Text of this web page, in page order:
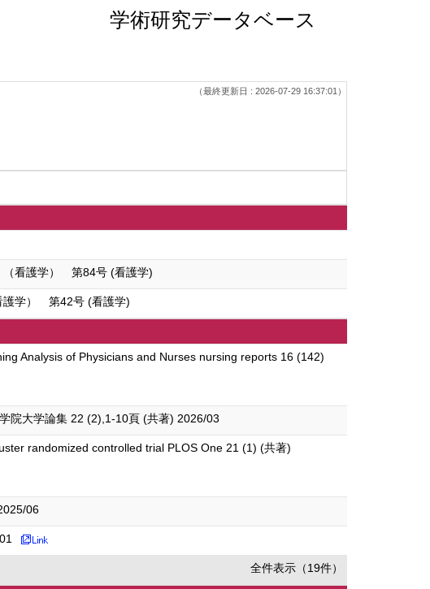
学術研究データベース
（最終更新日 : 2026-07-29 16:37:01）
（看護学） 第84号 (看護学)
護学） 第42号 (看護学)
Analysis of Physicians and Nurses nursing reports 16 (142)
院大学論集 22 (2),1-10頁 (共著) 2026/03
randomized controlled trial PLOS One 21 (1) (共著)
06
全件表示（19件）